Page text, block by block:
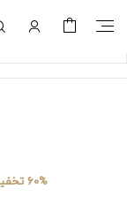
60% تخفیف